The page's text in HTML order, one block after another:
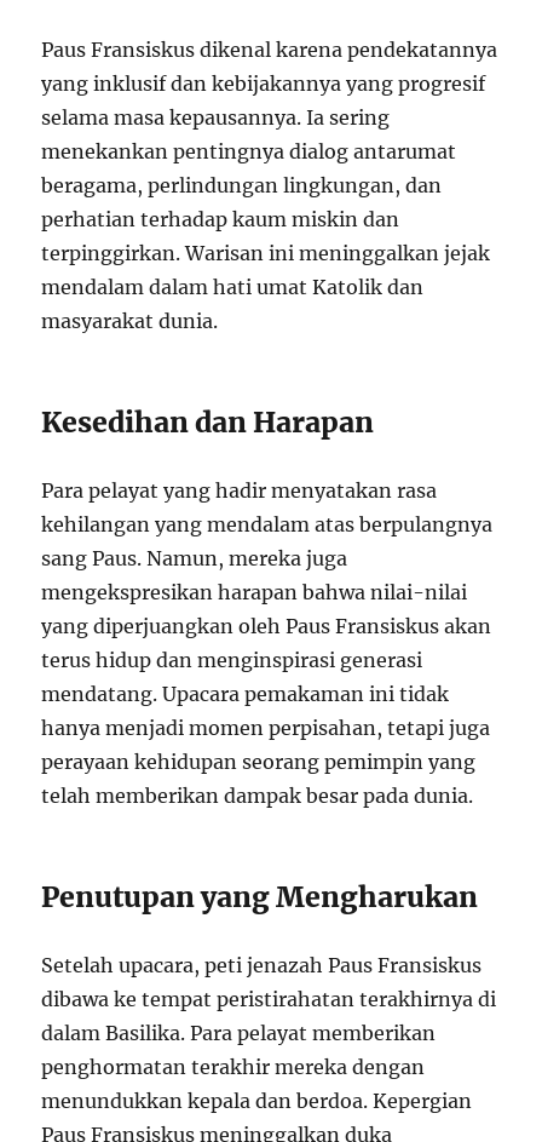
Paus Fransiskus dikenal karena pendekatannya
yang inklusif dan kebijakannya yang progresif
selama masa kepausannya. Ia sering
menekankan pentingnya dialog antarumat
beragama, perlindungan lingkungan, dan
perhatian terhadap kaum miskin dan
terpinggirkan. Warisan ini meninggalkan jejak
mendalam dalam hati umat Katolik dan
masyarakat dunia.
Kesedihan dan Harapan
Para pelayat yang hadir menyatakan rasa
kehilangan yang mendalam atas berpulangnya
sang Paus. Namun, mereka juga
mengekspresikan harapan bahwa nilai-nilai
yang diperjuangkan oleh Paus Fransiskus akan
terus hidup dan menginspirasi generasi
mendatang. Upacara pemakaman ini tidak
hanya menjadi momen perpisahan, tetapi juga
perayaan kehidupan seorang pemimpin yang
telah memberikan dampak besar pada dunia.
Penutupan yang Mengharukan
Setelah upacara, peti jenazah Paus Fransiskus
dibawa ke tempat peristirahatan terakhirnya di
dalam Basilika. Para pelayat memberikan
penghormatan terakhir mereka dengan
menundukkan kepala dan berdoa. Kepergian
Paus Fransiskus meninggalkan duka